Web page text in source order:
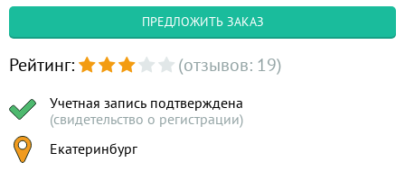
ПРЕДЛОЖИТЬ ЗАКАЗ
Рейтинг: (отзывов: 19)
Учетная запись подтверждена
(свидетельство о регистрации)
Екатеринбург